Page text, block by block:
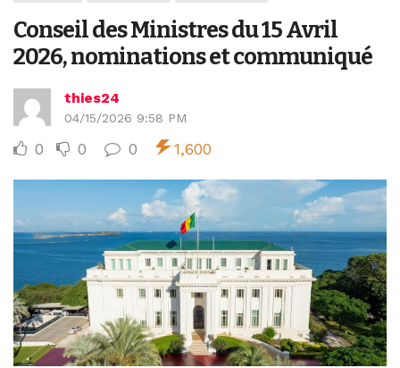
Conseil des Ministres du 15 Avril
2026, nominations et communiqué
thies24
04/15/2026 9:58 PM
0 0 0 1,600